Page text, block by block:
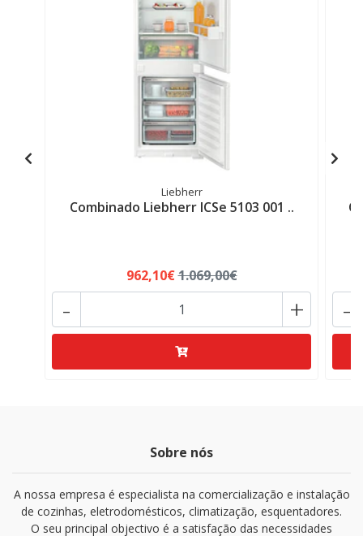
Liebherr
Combinado Liebherr ICSe 5103 001 ..
962,10€1.069,00€
+
- -
Sobre nós
A nossa empresa é especialista na comercialização e instalação
de cozinhas, eletrodomésticos, climatização, esquentadores.
O seu principal objectivo é a satisfação das necessidades